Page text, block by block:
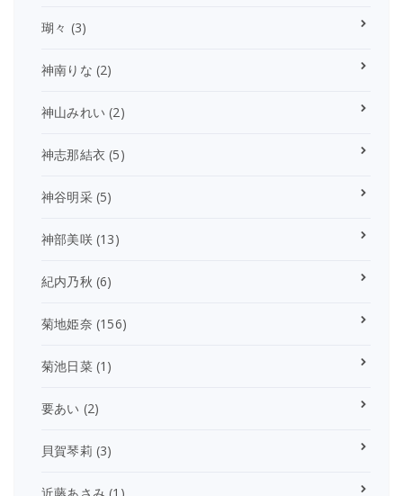
瑚々 (3)
神南りな (2)
神山みれい (2)
神志那結衣 (5)
神谷明采(5)
神部美咲(13)
紀内乃秋 (6)
菊地姫奈 (156)
菊池日菜(1)
要あい (2)
貝賀琴莉 (3)